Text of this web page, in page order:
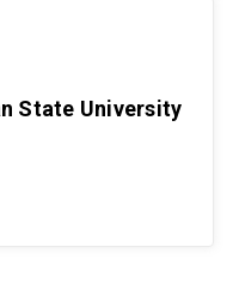
State University